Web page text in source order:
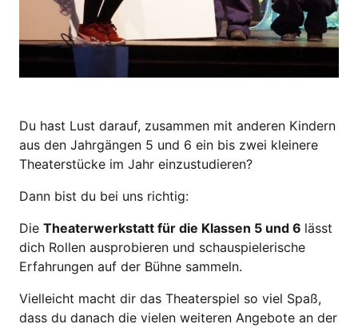
Du hast Lust darauf, zusammen mit anderen Kindern
aus den Jahrgängen 5 und 6 ein bis zwei kleinere
Theaterstücke im Jahr einzustudieren?
Dann bist du bei uns richtig:
Die Theaterwerkstatt für die Klassen 5 und 6 lässt
dich Rollen ausprobieren und schauspielerische
Erfahrungen auf der Bühne sammeln.
Vielleicht macht dir das Theaterspiel so viel Spaß,
dass du danach die vielen weiteren Angebote an der